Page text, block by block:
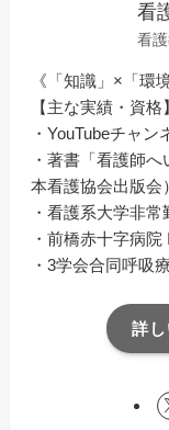
看
看
《「知識」×「環
【主な実績・資格】
・YouTubeチャ
・著書「看護師
本看護協会出版会）
・看護系大学非常
・前橋赤十字病
・3学会合同呼吸
詳